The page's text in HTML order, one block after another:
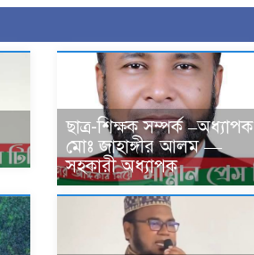
ছাত্র-শিক্ষক সম্পর্ক –অধ্যাপক
মোঃ জাহাঙ্গীর আলম —
সহকারী অধ্যাপক